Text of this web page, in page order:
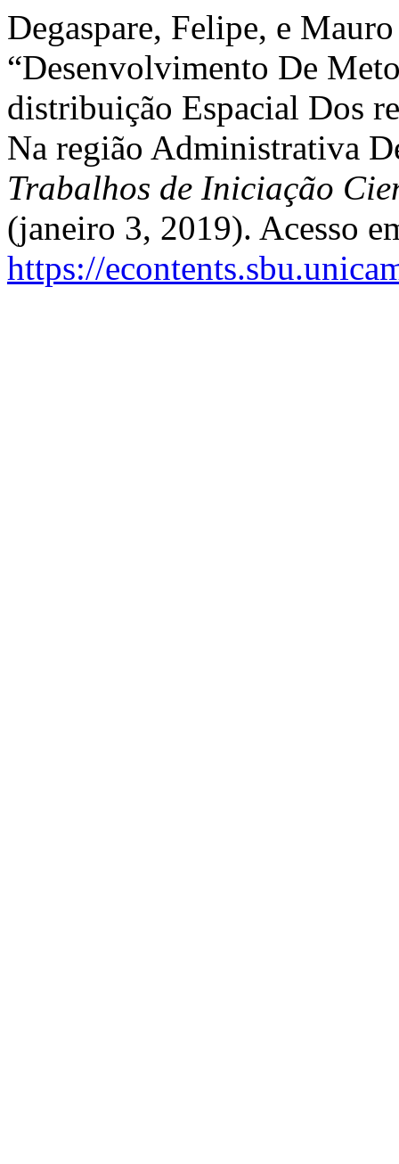
Degaspare, Felipe, e
“Desenvolvimento De
distribuição Espacial Dos
Na região Administrativa
Trabalhos de Iniciação
(janeiro 3, 2019). Acesso
https://